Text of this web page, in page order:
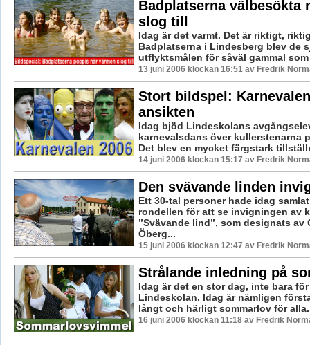
Badplatserna välbesökta
slog till
Idag är det varmt. Det är riktigt,
Badplatserna i Lindesberg blev de
utflyktsmålen för såväl gammal
13 juni 2006 klockan 16:51 av Fredrik
Stort bildspel:
ansikten
Idag bjöd Lindeskolans
karnevalsdans över kullerstenarna
Det blev en mycket färgstark
14 juni 2006 klockan 15:17 av Fredrik
Den svävande linden
Ett 30-tal personer hade idag
rondellen för att se invigningen av
”Svävande lind”, som designats av
Öberg...
15 juni 2006 klockan 12:47 av Fredrik
Strålande inledning på
Idag är det en stor dag, inte bara
Lindeskolan. Idag är nämligen
långt och härligt sommarlov för
16 juni 2006 klockan 11:18 av Fredrik